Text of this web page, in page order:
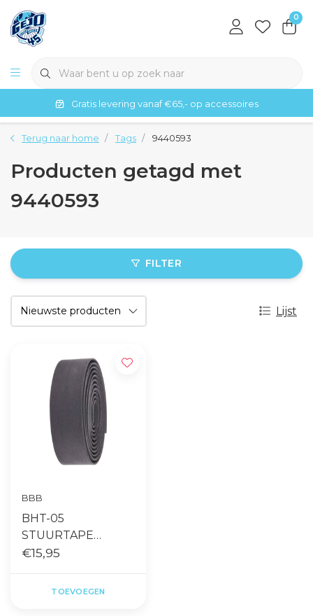
0
Gratis levering vanaf €65,- op accessoires
Terug naar home Tags 9440593
Producten getagd met
9440593
FILTER
Lijst
BBB
BHT-05
STUURTAPE
RACERIBBON GEL
€15,95
TOEVOEGEN